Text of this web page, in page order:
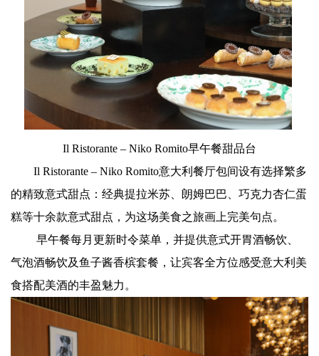
Il Ristorante – Niko Romito早午餐甜品台
Il Ristorante – Niko Romito意大利餐厅包间设有选择繁多
的精致意式甜点：经典提拉米苏、朗姆巴巴、巧克力杏仁蛋
糕等十余款意式甜点，为这场美食之旅画上完美句点。
早午餐每月更新时令菜单，并提供意式开胃酒畅饮、
气泡酒畅饮及鱼子酱香槟套餐，让宾客全方位感受意大利美
食搭配美酒的丰盈魅力。